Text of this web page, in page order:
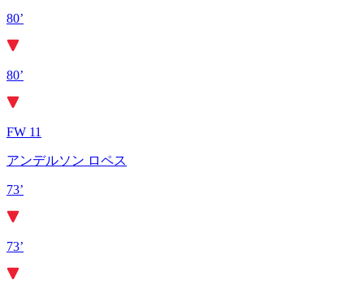
80’
80’
FW 11
アンデルソン ロペス
73’
73’